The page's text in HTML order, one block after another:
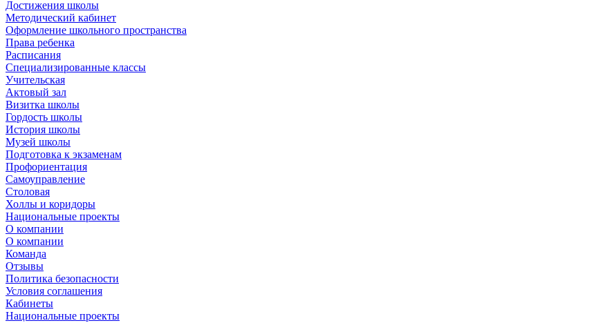
Достижения школы
Методический кабинет
Оформление школьного пространства
Права ребенка
Расписания
Специализированные классы
Учительская
Актовый зал
Визитка школы
Гордость школы
История школы
Музей школы
Подготовка к экзаменам
Профориентация
Самоуправление
Столовая
Холлы и коридоры
Национальные проекты
О компании
О компании
Команда
Отзывы
Политика безопасности
Условия соглашения
Кабинеты
Национальные проекты